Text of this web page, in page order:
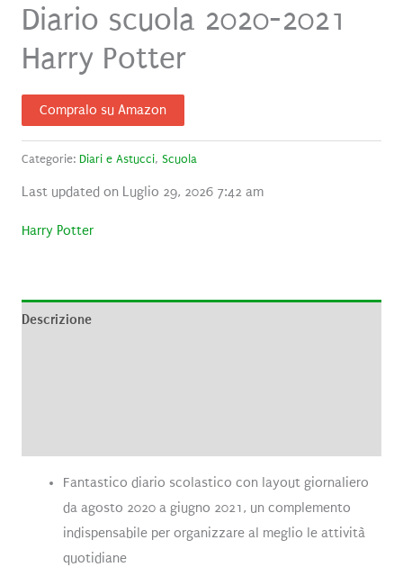
Diario scuola 2020-2021
Harry Potter
Compralo su Amazon
Categorie: Diari e Astucci, Scuola
Last updated on Luglio 29, 2026 7:42 am
Harry Potter
Descrizione
Fantastico diario scolastico con layout giornaliero
da agosto 2020 a giugno 2021, un complemento
indispensabile per organizzare al meglio le attività
quotidiane